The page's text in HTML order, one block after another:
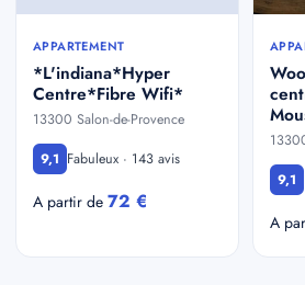
APPARTEMENT
*L'indiana*Hyper
Centre*Fibre Wifi*
13300 Salon-de-Provence
9,1 Fabuleux · 143 avis
A partir de 72 €
9,1
A